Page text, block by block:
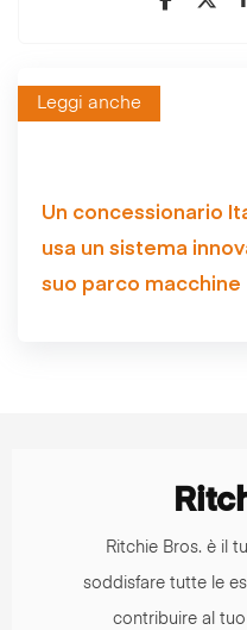
Leggi anche
Un concessionario
usa un sistema
suo parco macchine
Ritchie Bros. è il
soddisfare tutte le
contribuire al